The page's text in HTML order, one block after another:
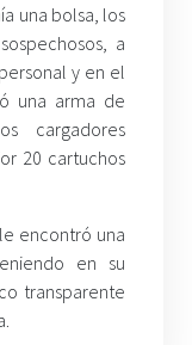
una bolsa, los
a
y en el
una arma de
cargadores
20 cartuchos
encontró una
en su
transparente